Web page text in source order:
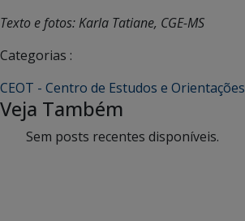
Texto e fotos: Karla Tatiane, CGE-MS
Categorias :
CEOT - Centro de Estudos e Orientações
Veja Também
Sem posts recentes disponíveis.